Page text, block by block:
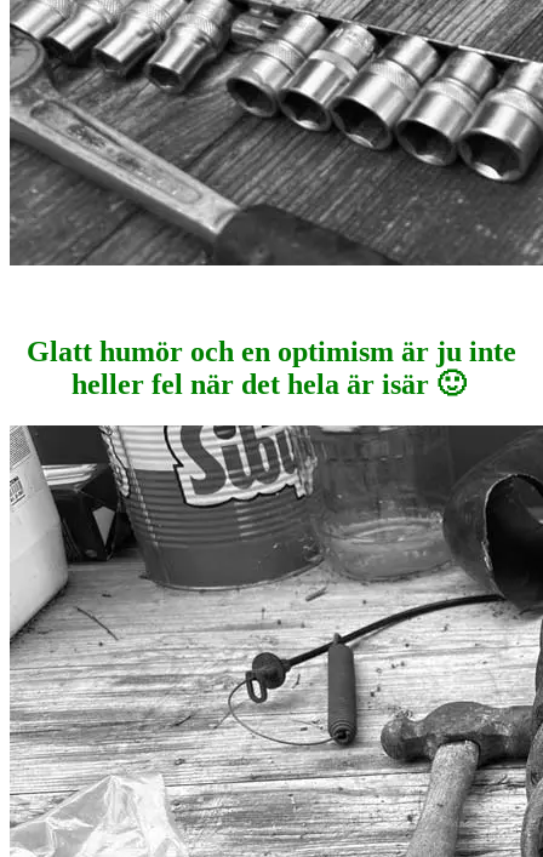
Glatt humör och en optimism är ju inte
heller fel när det hela är isär 🙂